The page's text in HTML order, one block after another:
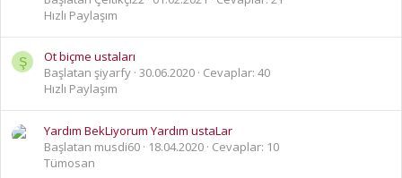
Hızlı Paylaşım
Ş
Ot biçme ustaları
Başlatan şiyarfy 30.06.2020 Cevaplar: 40
Hızlı Paylaşım
Yardım BekLiyorum Yardım ustaLar
Başlatan musdi60
18.04.2020 Cevaplar: 10
Tümosan